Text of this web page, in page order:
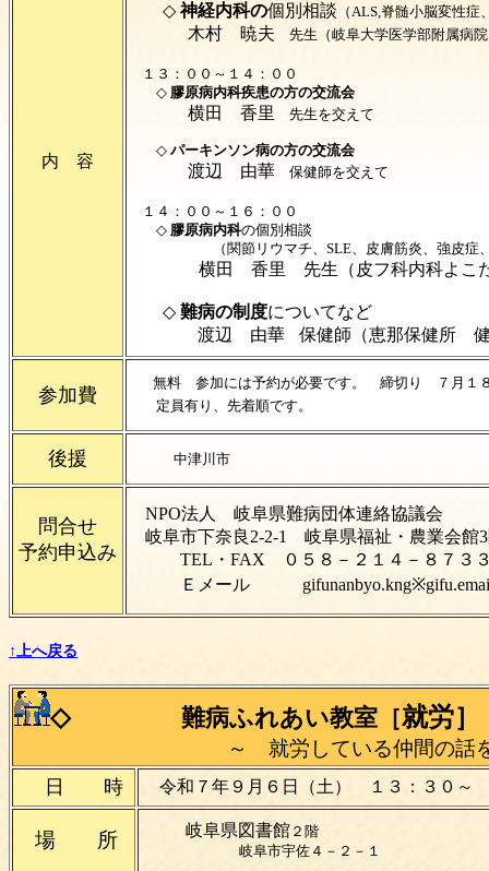
内 容
◇神経内科の個別相談 （ALS,脊髄小脳変性
木村 暁夫 先生（岐阜大学医学部附属病
１３：００～１４：００
◇ 膠原病内科疾患の方の交流会
横田 香里 先生を交えて
◇ パーキンソン病の方の交流会
渡辺 由華 保健師を交えて
１４：００～１６：００
◇ 膠原病内科の個別相談
（関節リウマチ、SLE、皮膚筋炎、強皮症、シ
横田 香里 先生（皮フ科内科よこ
◇ 難病の制度についてなど
渡辺 由華
保健師（恵那保健所
参加費
無料 参加には予約が必要です。 締切り ７月１
定員有り、先着順です。
後援 中津川市
問合せ
予約申込み
NPO法人 岐阜県難病団体連絡協議会
岐阜市下奈良2-2-1 岐阜県
TEL・FAX ０５８－２１４－８７３
Ｅメール
↑上へ戻る
◇ 難病ふれあい教室［就労］
～ 就労している仲間の話
日 時 令和７年９月６日（土） １３：３０～
場 所 岐阜県図書館 ２
岐阜市宇佐４－２